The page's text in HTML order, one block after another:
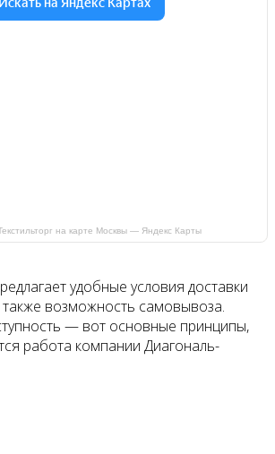
на карте Москвы — Яндекс Карты
удобные условия доставки
возможность самовывоза.
— вот основные принципы,
работа компании Диагональ-